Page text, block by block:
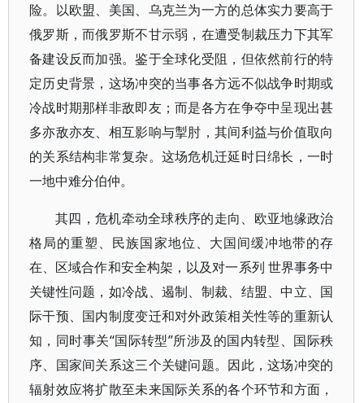
险。以欧盟、美国、乌克兰为一方的总体实力要高于
俄罗斯，而俄罗斯不甘示弱，在遭受制裁压力下其军
备建设反而加强。鉴于全球化受阻，但依然前行的特
定历史背景，这场冲突的当事各方远不似战争时期或
冷战时期那样非敌即友；而是各方在争夺中呈现出甚
多亦敌亦友、相互影响与掣肘，其间利益与价值取向
的关系结构非常复杂。这场危机迁延时日绵长，一时
一地中难分伯仲。
其四，危机牵动全球秩序的走向、欧亚地缘政治
格局的重塑、民族国家地位、大国间缓冲地带的存
在、区域合作和安全构架，以及对一系列 世界事务中
关键性问题，如冷战、遏制、制裁、结盟、中立、国
际干预、国内制度变迁和对外政策相关性等的重新认
知，同时事关“国际转型”所涉及的国内转型、国际秩
序、国家间关系这三个关键问题。因此，这场冲突的
辐射效应将扩散至未来国际关系的各个环节和方面，